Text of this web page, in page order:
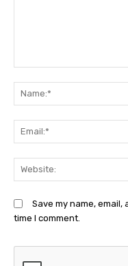
Save my name,
time I comment.